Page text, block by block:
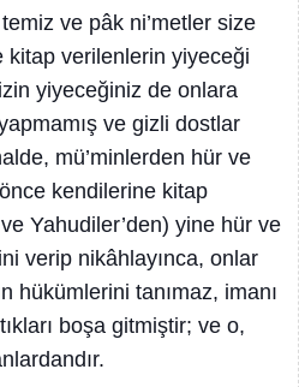
ve pâk ni’metler size
kitap verilenlerin yiyeceği
yiyeceğiniz de onlara
ve gizli dostlar
mü’minlerden hür ve
kendilerine kitap
Yahudiler’den) yine hür ve
verip nikâhlayınca, onlar
hükümlerini tanımaz, imanı
boşa gitmiştir; ve o,